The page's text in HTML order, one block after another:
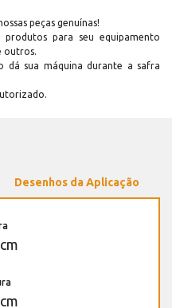
peças genuínas!
produtos para seu equipamento
outros.
dá sua máquina durante a safra
Desenhos da Aplicação